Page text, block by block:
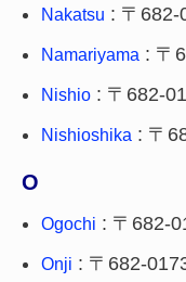
Nakatsu : 〒682-
Namariyama : 〒
Nishio : 〒682-
Nishioshika : 〒
O
Ogochi : 〒682-
Onji : 〒682-